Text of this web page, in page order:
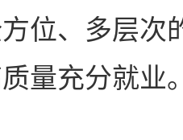
位、多层次
量充分就业